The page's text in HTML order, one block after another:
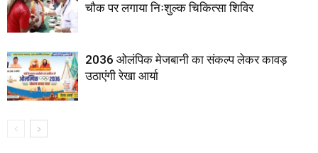
चौक पर लगाया निःशुल्क चिकित्सा शिविर
2036 ओलंपिक मेजबानी का संकल्प लेकर कावड़
उठाएंगी रेखा आर्या